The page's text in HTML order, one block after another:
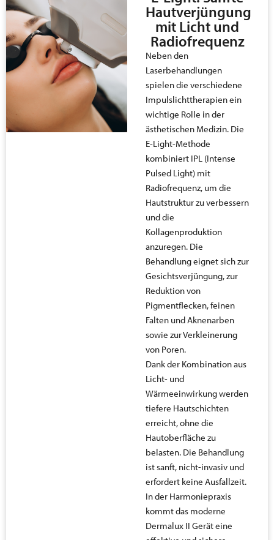
Hautverjüngung
mit Licht und
Radiofrequenz
Neben den
Laserbehandlungen
spielen die verschiedene
Impulslichttherapien ein
wichtige Rolle in der
ästhetischen Medizin. Die
E-Light-Methode
kombiniert IPL (Intense
Pulsed Light) mit
Radiofrequenz, um die
Hautstruktur zu verbessern
und die
Kollagenproduktion
anzuregen. Die
Behandlung eignet sich zur
Gesichtsverjüngung, zur
Reduktion von
Pigmentflecken, feinen
Falten und Aknenarben
sowie zur Verkleinerung
von Poren.
Dank der Kombination aus
Licht- und
Wärmeeinwirkung werden
tiefere Hautschichten
erreicht, ohne die
Hautoberfläche zu
belasten. Die Behandlung
ist sanft, nicht-invasiv und
erfordert keine Ausfallzeit.
In der Harmoniepraxis
kommt das moderne
Dermalux II Gerät eine